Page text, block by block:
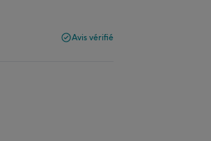
Avis vérifié